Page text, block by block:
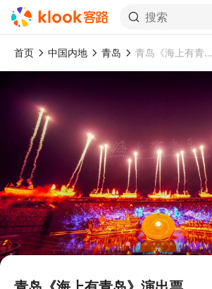
搜索
首页 中国内地 青岛 青岛《海上有青岛》演出票